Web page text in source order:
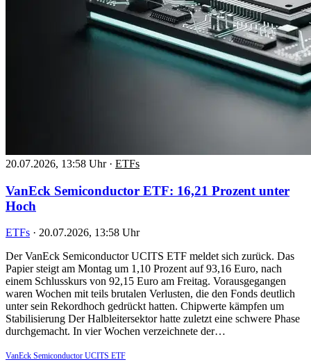
20.07.2026, 13:58 Uhr · ETFs
VanEck Semiconductor ETF: 16,21 Prozent unter
Hoch
ETFs · 20.07.2026, 13:58 Uhr
Der VanEck Semiconductor UCITS ETF meldet sich zurück. Das
Papier steigt am Montag um 1,10 Prozent auf 93,16 Euro, nach
einem Schlusskurs von 92,15 Euro am Freitag. Vorausgegangen
waren Wochen mit teils brutalen Verlusten, die den Fonds deutlich
unter sein Rekordhoch gedrückt hatten. Chipwerte kämpfen um
Stabilisierung Der Halbleitersektor hatte zuletzt eine schwere Phase
durchgemacht. In vier Wochen verzeichnete der…
VanEck Semiconductor UCITS ETF